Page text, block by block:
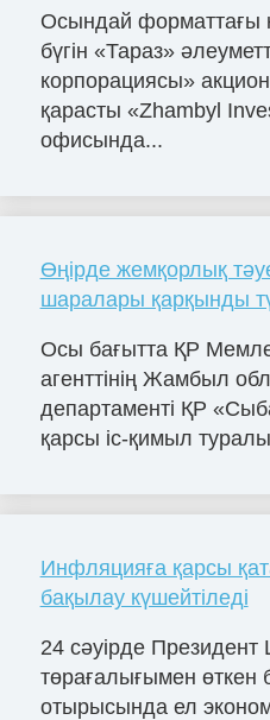
Осындай форматтағы
бүгін «Тараз»
корпорациясы»
қарасты «Zhambyl
офисында...
Өңірде жемқорлық
шаралары қарқынды
Осы бағытта ҚР
агенттінің Жамбыл
департаменті ҚР
қарсы іс-қимыл
Инфляцияға қарсы
бақылау күшейтіледі
24 сәуірде
төрағалығымен өткен
отырысында ел